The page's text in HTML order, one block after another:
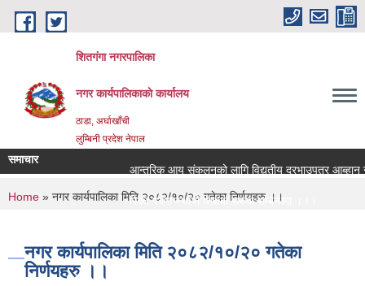
Skip to main content
शितगंगा नगरपालिका
नगर कार्यपालिकाकाे कार्यालय
ठाडा, अर्घाखाँची
लुम्बिनी प्रदेश नेपाल
समाचार
आन्तरिक आय संकलनको लागि विद्युतीय दरभाउपत्र आब्हान
रिक्त पदमा स्थायी शिक्षक सरुवा सम्बन्धमा ।।।
You are here
Home » नगर कार्यपालिका मिति २०८२/१०/२० गतेका निर्णयहरु ।।
नगर कार्यपालिका मिति २०८२/१०/२० गतेका
निर्णयहरु ।।